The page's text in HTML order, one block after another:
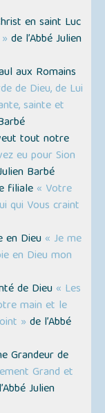
en saint Luc
de l’Abbé Julien
aux Romains
de Dieu, de Lui
sainte et
tout notre
eu pour Sion
Barbé
filiale « Votre
qui Vous craint
en Dieu « Je me
en Dieu mon
de Dieu « Les
main et le
» de l’Abbé
Grandeur de
Grand et
Julien